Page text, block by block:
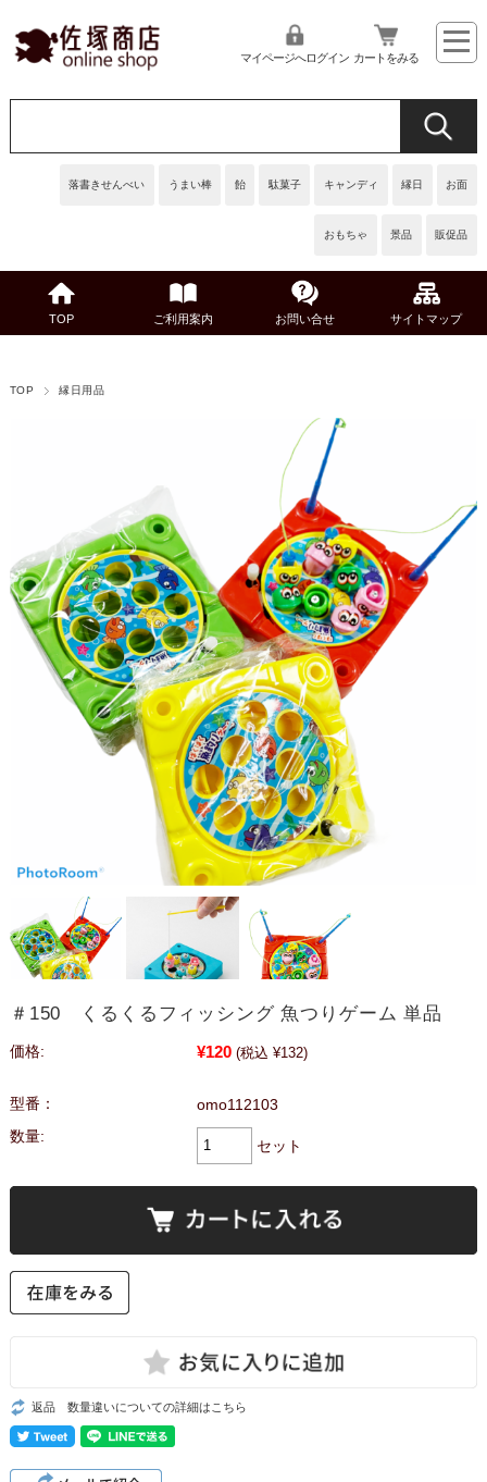
落書きせんべい うまい棒 飴 駄菓子 キャンディ 縁日 お面
おもちゃ 景品 販促品
マイページへログイン カートをみる
TOP ご利用案内 お問い合せ サイトマップ
TOP 縁日用品
＃150 くるくるフィッシング 魚つりゲーム 単品
価格: ¥120 (税込 ¥132)
型番：
omo112103
数量:
セット
返品 数量違いについての詳細はこちら